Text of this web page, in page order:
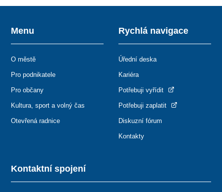
Kontaktní spojení
Menu
O městě
Pro podnikatele
Pro občany
Kultura, sport a volný čas
Otevřená radnice
Rychlá navigace
Úřední deska
Kariéra
Potřebuji vyřídit
Potřebuji zaplatit
Diskuzní fórum
Kontakty